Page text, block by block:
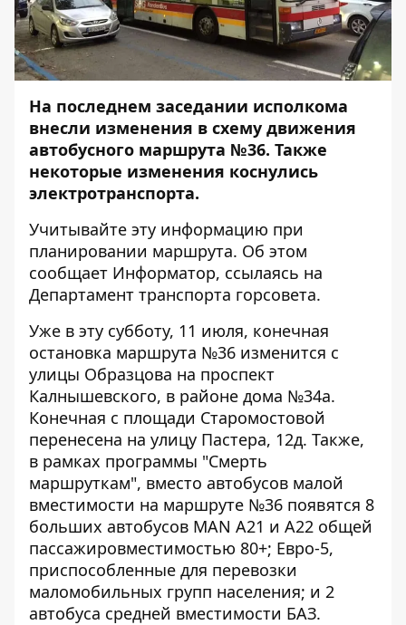
На последнем заседании исполкома
внесли изменения в схему движения
автобусного маршрута №36. Также
некоторые изменения коснулись
электротранспорта.
Учитывайте эту информацию при
планировании маршрута. Об этом
сообщает Информатор, ссылаясь на
Департамент транспорта горсовета.
Уже в эту субботу, 11 июля, конечная
остановка маршрута №36 изменится с
улицы Образцова на проспект
Калнышевского, в районе дома №34а.
Конечная с площади Старомостовой
перенесена на улицу Пастера, 12д. Также,
в рамках программы "Смерть
маршруткам", вместо автобусов малой
вместимости на маршруте №36 появятся 8
больших автобусов MAN A21 и А22 общей
пассажировместимостью 80+; Евро-5,
приспособленные для перевозки
маломобильных групп населения; и 2
автобуса средней вместимости БАЗ.